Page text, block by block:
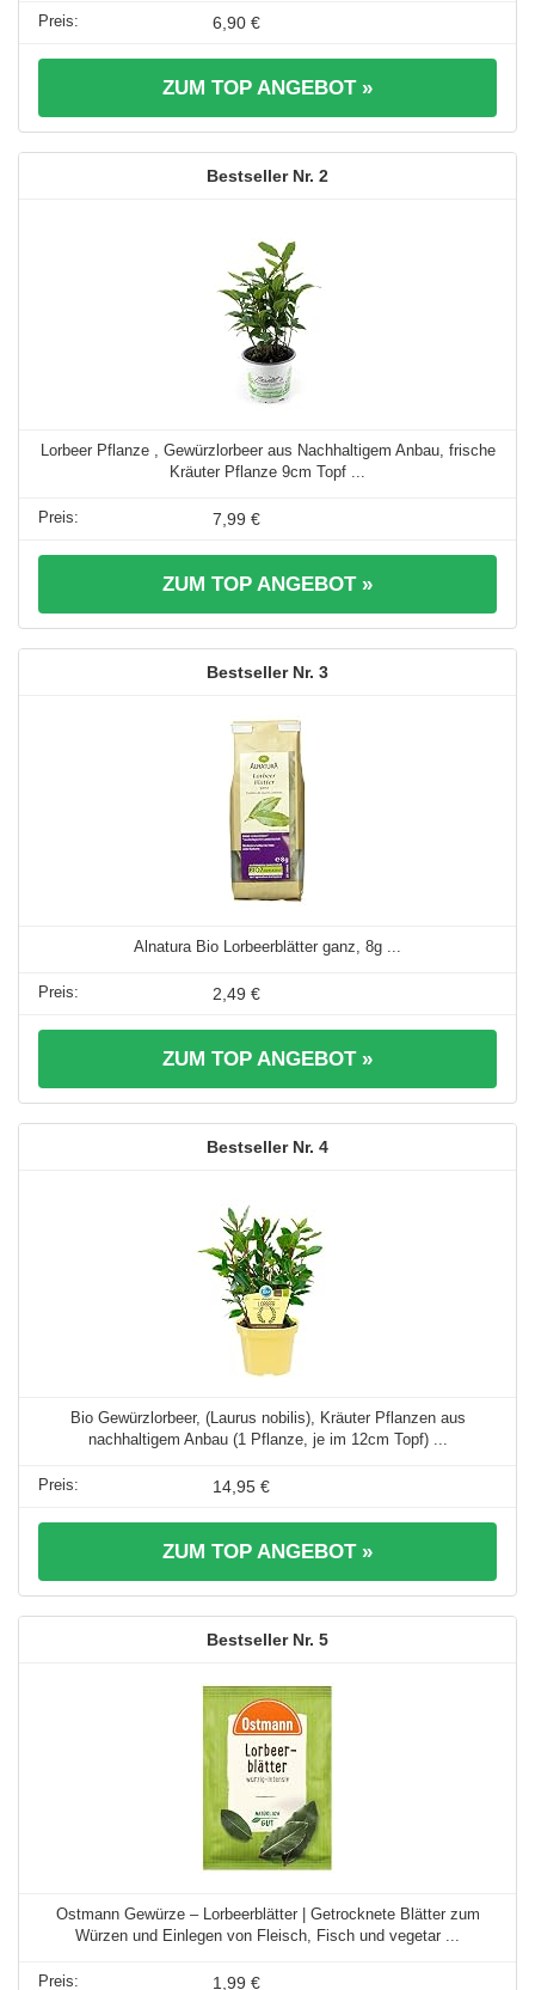
6,90 €
ZUM TOP ANGEBOT »
2
Lorbeer Pflanze , Gewürzlorbeer aus Nachhaltigem Anbau, frische
Kräuter Pflanze 9cm Topf ...
7,99 €
ZUM TOP ANGEBOT »
3
Alnatura Bio Lorbeerblätter ganz, 8g ...
2,49 €
ZUM TOP ANGEBOT »
4
Bio Gewürzlorbeer, (Laurus nobilis), Kräuter Pflanzen aus
nachhaltigem Anbau (1 Pflanze, je im 12cm Topf) ...
14,95 €
ZUM TOP ANGEBOT »
5
Ostmann Gewürze – Lorbeerblätter | Getrocknete Blätter zum
Würzen und Einlegen von Fleisch, Fisch und vegetar ...
1,99 €